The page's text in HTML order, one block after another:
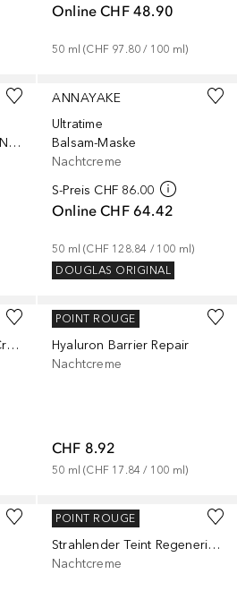
Online CHF 48.90
50 ml (CHF 97.80 / 100 ml)
Collagen Youth Anti-age Night Cream
ANNAYAKE
Ultratime
Balsam-Maske
Nachtcreme
S-Preis CHF 86.00
Online CHF 64.42
50 ml (CHF 128.84 / 100 ml)
DOUGLAS ORIGINAL
Charlotte's Magic Night Cream
GARNIER
Hyaluron Barrier Repair
Nachtcreme
CHF 8.92
50 ml (CHF 17.84 / 100 ml)
POINT ROUGE
NIVEA
Strahlender Teint Regenerierende
Nachtcreme
POINT ROUGE